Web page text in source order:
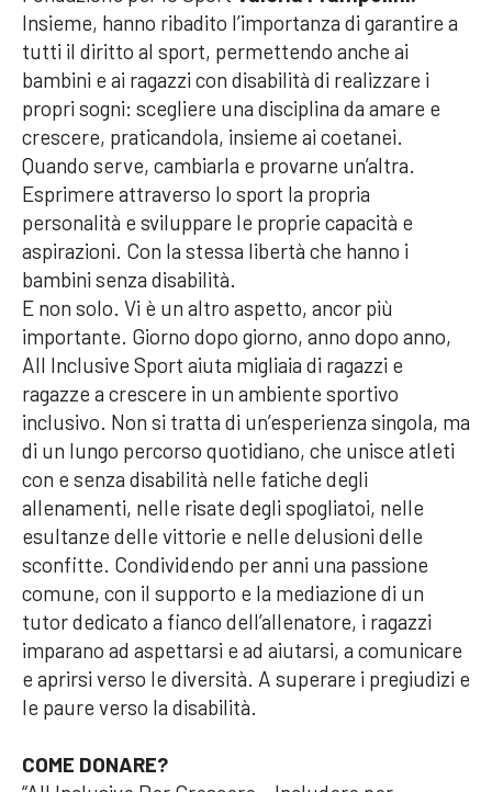
Insieme, hanno ribadito l’importanza di garantire a
tutti il diritto al sport, permettendo anche ai
bambini e ai ragazzi con disabilità di realizzare i
propri sogni: scegliere una disciplina da amare e
crescere, praticandola, insieme ai coetanei.
Quando serve, cambiarla e provarne un’altra.
Esprimere attraverso lo sport la propria
personalità e sviluppare le proprie capacità e
aspirazioni. Con la stessa libertà che hanno i
bambini senza disabilità.
E non solo. Vi è un altro aspetto, ancor più
importante. Giorno dopo giorno, anno dopo anno,
All Inclusive Sport aiuta migliaia di ragazzi e
ragazze a crescere in un ambiente sportivo
inclusivo. Non si tratta di un’esperienza singola, ma
di un lungo percorso quotidiano, che unisce atleti
con e senza disabilità nelle fatiche degli
allenamenti, nelle risate degli spogliatoi, nelle
esultanze delle vittorie e nelle delusioni delle
sconfitte. Condividendo per anni una passione
comune, con il supporto e la mediazione di un
tutor dedicato a fianco dell’allenatore, i ragazzi
imparano ad aspettarsi e ad aiutarsi, a comunicare
e aprirsi verso le diversità. A superare i pregiudizi e
le paure verso la disabilità.
COME DONARE?